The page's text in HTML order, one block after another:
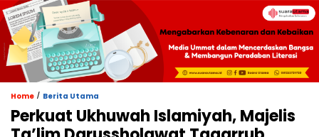
Home / Berita Utama
Perkuat Ukhuwah Islamiyah, Majelis